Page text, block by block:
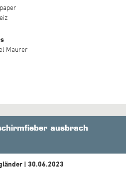
Maurer
ausbrach
| 30.06.2023